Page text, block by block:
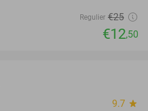
Regulier €25
€12,50
9.7 star